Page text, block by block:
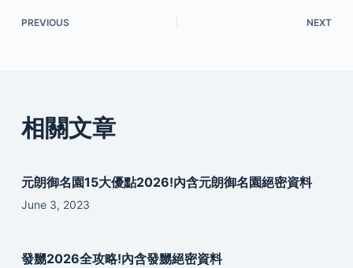
PREVIOUS NEXT
相關文章
元朗御名園15大優點2026!內含元朗御名園絕密資料
June 3, 2023
發嬲2026全攻略!內含發嬲絕密資料